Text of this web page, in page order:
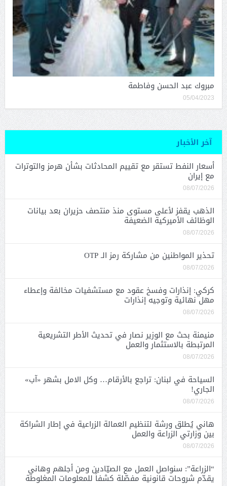
مبروك عبد الحسن وفاطمة
05/04/2023
آخر الأخبار
أسعار النفط تستقر مع تقييم المحادثات بشأن هرمز والتوترات
مع إيران
08/07/2026
الذهب يقفز لأعلى مستوى منذ منتصف حزيران بعد بيانات
الوظائف الأميركية الضعيفة
08/07/2026
تحذير المواطنين من مشاركة رمز الـ OTP
08/07/2026
كركي: إنذارات وفسخ عقود مع مستشفيات مخالفة وإعطاء
مهل نهائية وتوجيه إنذارات
08/07/2026
منيمنة بحث مع الوزير نصار في تحديث الأطر التشريعية
المرتبطة بالاستثمار والعمل
08/07/2026
السياحة في لبنان: تراجع بالأرقام… وكل الامل بشهر «آب»
الجاري!
08/07/2026
هاني يُطلق ورشة لتنظيم العمالة الزراعية في إطار الشراكة
بين وزارتي الزراعة والعمل
08/07/2026
“الزراعة”: سنواصل العمل مع الصيّادين ومن أجلهم وهاني
يقدّم شروحات قانونية مفصّلة كشفاً للمعلومات المغلوطة